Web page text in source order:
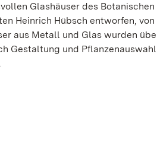
Glashäuser des
Heinrich Hübsch entworfen,
aus Metall und Glas wurden
Gestaltung und